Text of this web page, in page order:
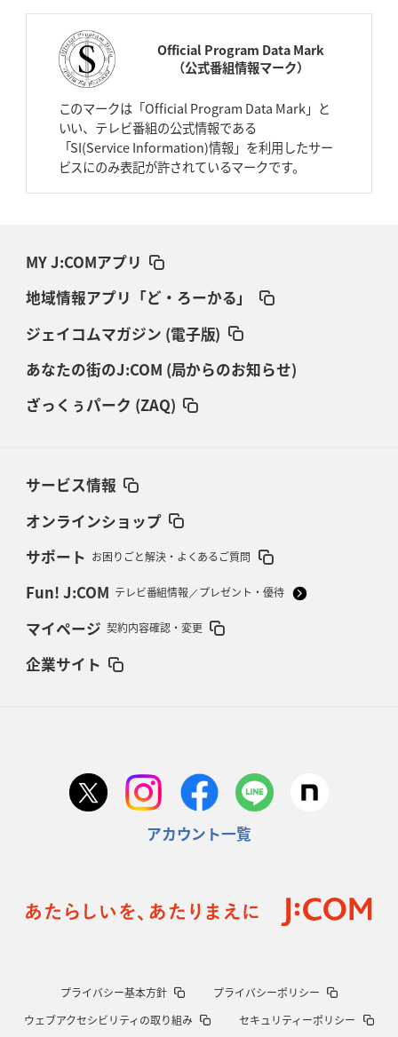
Official Program Data Mark
（公式番組情報マーク）
このマークは「Official Program Data Mark」と
いい、テレビ番組の公式情報である
「SI(Service Information)情報」を利用したサー
ビスにのみ表記が許されているマークです。
MY J:COMアプリ
地域情報アプリ「ど・ろーかる」
ジェイコムマガジン (電子版)
あなたの街のJ:COM (局からのお知らせ)
ざっくぅパーク (ZAQ)
サービス情報
オンラインショップ
サポート お困りごと解決・よくあるご質問
Fun! J:COM テレビ番組情報／プレゼント・優待
マイページ 契約内容確認・変更
企業サイト
アカウント一覧
プライバシー基本方針
プライバシーポリシー
ウェブアクセシビリティの取り組み
セキュリティーポリシー